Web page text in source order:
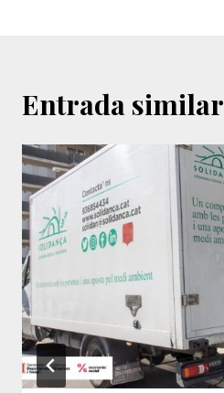
Entrada similar